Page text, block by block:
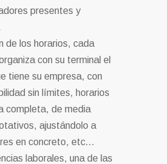
presentes y
de los horarios, cada
con su terminal el
tiene su empresa, con
sin límites, horarios
completa, de media
ajustándolo a
en concreto, etc…
laborales, una de las